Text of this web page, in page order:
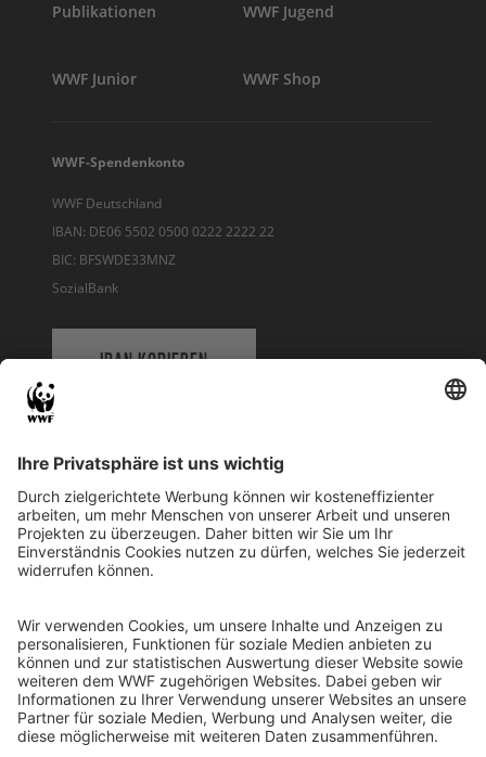
Publikationen WWF Jugend
WWF Junior WWF Shop
WWF-Spendenkonto
WWF Deutschland
IBAN: DE06 5502 0500 0222 2222 22
BIC: BFSWDE33MNZ
SozialBank
IBAN KOPIEREN
WWF Deutschland
Reinhardtstr. 18
10117 Berlin
Ihre Spende kann steuerlich geltend gemacht werden
Registriert als Stiftung WWF Deutschland, Senatsverwaltung für
Justiz Berlin, Az: 3416/976/2
Umsatzsteuer-Identifikationsnummer: DE 114236103